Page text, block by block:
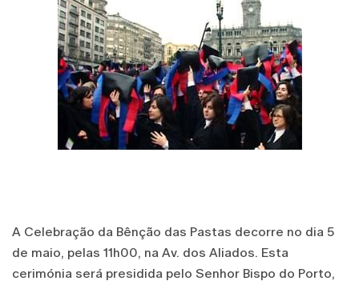
A Celebração da Bênção das Pastas decorre no dia 5
de maio, pelas 11h00, na Av. dos Aliados. Esta
cerimónia será presidida pelo Senhor Bispo do Porto,